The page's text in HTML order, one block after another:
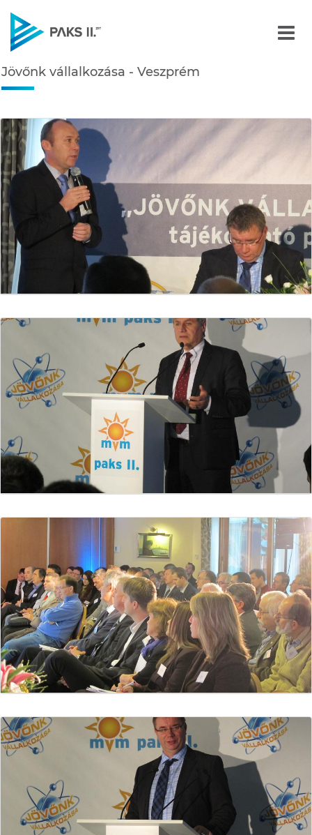
Navigáció
Jövőnk vállalkozása -
Jövőnk vállalkozása - Veszprém